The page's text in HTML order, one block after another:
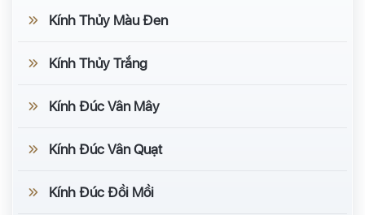
Kính Thủy Màu Đen
Kính Thủy Trắng
Kính Đúc Vân Mây
Kính Đúc Vân Quạt
Kính Đúc Đồi Mồi